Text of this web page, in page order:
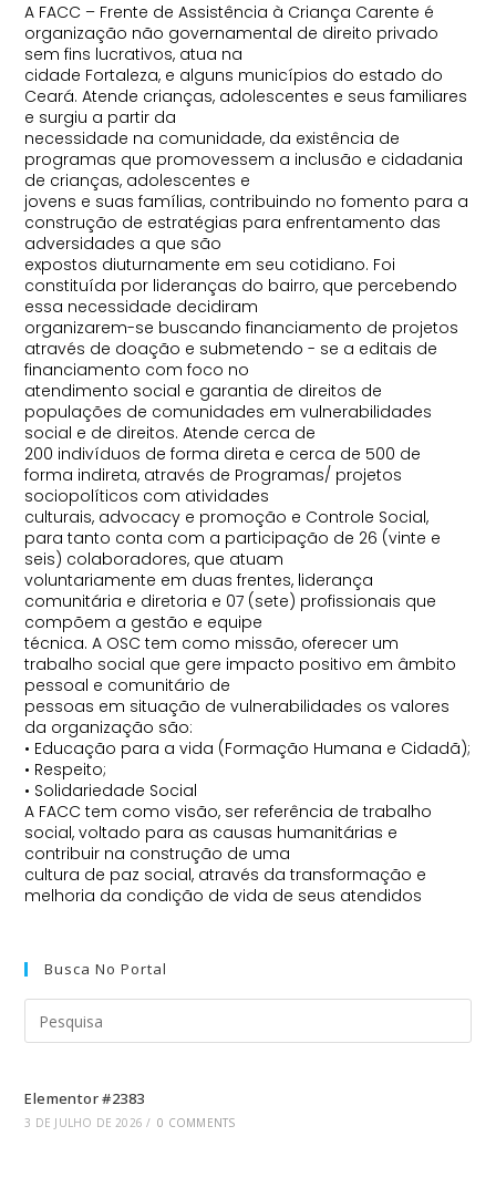
A FACC – Frente de Assistência à Criança Carente é
organização não governamental de direito privado
sem fins lucrativos, atua na
cidade Fortaleza, e alguns municípios do estado do
Ceará. Atende crianças, adolescentes e seus familiares
e surgiu a partir da
necessidade na comunidade, da existência de
programas que promovessem a inclusão e cidadania
de crianças, adolescentes e
jovens e suas famílias, contribuindo no fomento para a
construção de estratégias para enfrentamento das
adversidades a que são
expostos diuturnamente em seu cotidiano. Foi
constituída por lideranças do bairro, que percebendo
essa necessidade decidiram
organizarem-se buscando financiamento de projetos
através de doação e submetendo - se a editais de
financiamento com foco no
atendimento social e garantia de direitos de
populações de comunidades em vulnerabilidades
social e de direitos. Atende cerca de
200 indivíduos de forma direta e cerca de 500 de
forma indireta, através de Programas/ projetos
sociopolíticos com atividades
culturais, advocacy e promoção e Controle Social,
para tanto conta com a participação de 26 (vinte e
seis) colaboradores, que atuam
voluntariamente em duas frentes, liderança
comunitária e diretoria e 07 (sete) profissionais que
compõem a gestão e equipe
técnica. A OSC tem como missão, oferecer um
trabalho social que gere impacto positivo em âmbito
pessoal e comunitário de
pessoas em situação de vulnerabilidades os valores
da organização são:
• Educação para a vida (Formação Humana e Cidadã);
• Respeito;
• Solidariedade Social
A FACC tem como visão, ser referência de trabalho
social, voltado para as causas humanitárias e
contribuir na construção de uma
cultura de paz social, através da transformação e
melhoria da condição de vida de seus atendidos
Busca No Portal
Elementor #2383
3 DE JULHO DE 2026 / 0 COMMENTS